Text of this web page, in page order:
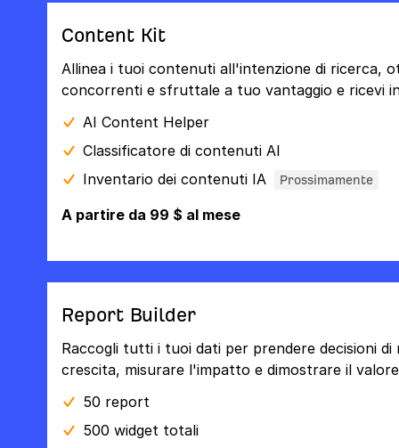
Content Kit
Allinea i tuoi contenuti all'intenzione di ricerca,
concorrenti e sfruttale a tuo vantaggio e ricevi
AI Content Helper
Classificatore di contenuti AI
Inventario dei contenuti IA
Prossimamente
A partire da 99 $ al mese
Report Builder
Raccogli tutti i tuoi dati per prendere decisioni
crescita, misurare l'impatto e dimostrare il
50 report
500 widget totali